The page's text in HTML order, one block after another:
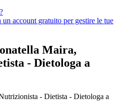
un account gratuito per gestire le tue
Maira,
- Dietologa a